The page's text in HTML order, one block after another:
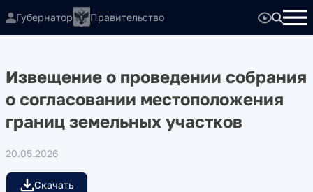
Губернатор Правительство
Извещение о проведении собрания
о согласовании местоположения
границ земельных участков
20.05.2026
Скачать